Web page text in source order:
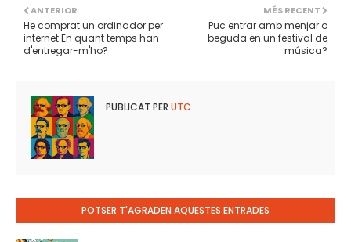
MÉS RECENT
Puc entrar amb menjar o
beguda en un festival de
música?
ANTERIOR
He comprat un ordinador per
internet En quant temps han
d'entregar-m'ho?
PUBLICAT PER UTC
POTSER T'AGRADEN AQUESTES ENTRADES